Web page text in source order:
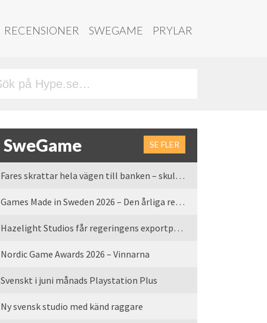
RECENSIONER SWEGAME PRYLAR
SweGame SE FLER
Fares skrattar hela vägen till banken – skulle vi tro
Games Made in Sweden 2026 – Den årliga rean är tillbaka
Hazelight Studios får regeringens exportpris 2025
Nordic Game Awards 2026 – Vinnarna
Svenskt i juni månads Playstation Plus
Ny svensk studio med känd raggare